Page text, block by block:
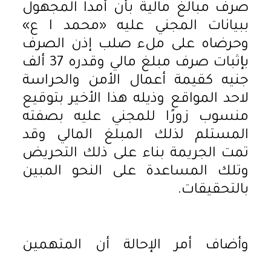
صرف مبالغ مالية بأن أمدا المجهول
ببيانات المجني عليه «محمد ا ع»
وحرضاه على ملء صلب إذن الصرف
بإثبات صرف مبلغ مالي وقدره 37 ألف
جنيه كقيمة أعمال الأمن والحراسة
لاحد المواقع وذيله هذا الأخير بتوقيع
منسوب زورًا للمجني عليه بصفته
المستلم لذلك المبلغ المالي وقد
تمت الجريمة بناء على ذلك التحريض
وتلك المساعدة على النحو المبين
بالتحقيقات.
وأضاف أمر الإحالة أن المتهمين